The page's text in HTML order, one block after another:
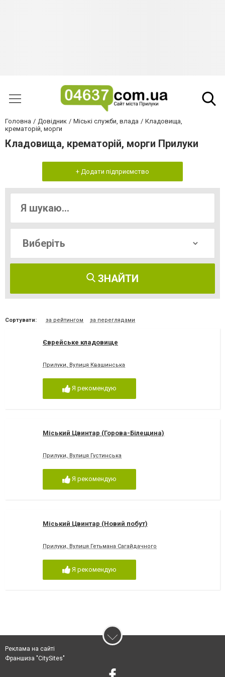
Головна Довідник Міські служби, влада
Кладовища,
крематорій, морги
Кладовища, крематорій, морги Прилуки
+ Додати підприємство
ЗНАЙТИ
Сортувати: за рейтингом за переглядами
Єврейське кладовище
Прилуки, Вулиця Квашинська
Я рекомендую
Міський Цвинтар (Горова-Білещина)
Прилуки, Вулиця Густинська
Я рекомендую
Міський Цвинтар (Новий побут)
Прилуки, Вулиця Гетьмана Сагайдачного
Я рекомендую
Реклама на сайті
Франшиза "CitySites"